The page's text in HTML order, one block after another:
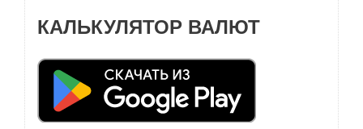
КАЛЬКУЛЯТОР ВАЛЮТ